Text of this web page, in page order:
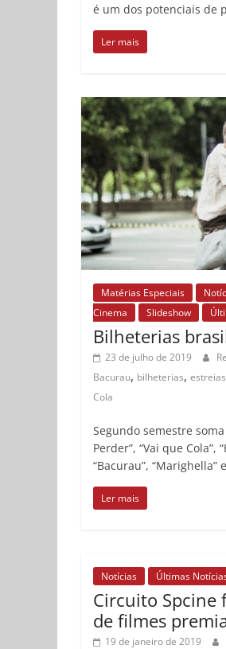
é um dos potenciais de
Ler mais
Matérias Especiais
Cinema
Slideshow
Bilheterias
23 de julho de 2019
Bacurau, bilheterias, estreias
Cola
Segundo semestre
Perder”, “Vai que Cola”,
“Bacurau”, “Marighella”
Ler mais
Notícias Últimas
Circuito Spcine
de filmes
19 de janeiro de 2019